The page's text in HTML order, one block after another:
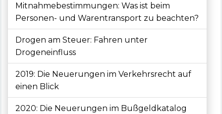
Mitnahmebestimmungen: Was ist beim
Personen- und Warentransport zu beachten?
Drogen am Steuer: Fahren unter
Drogeneinfluss
2019: Die Neuerungen im Verkehrsrecht auf
einen Blick
2020: Die Neuerungen im Bußgeldkatalog